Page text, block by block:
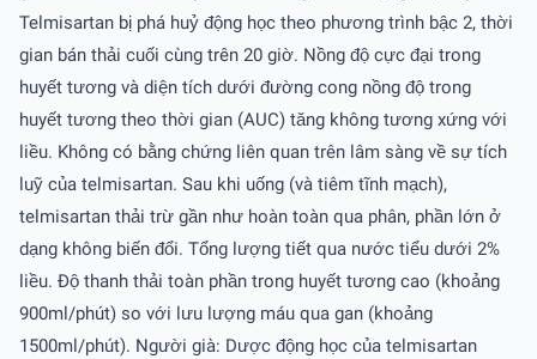
Telmisartan bị phá huỷ động học theo phương trình bậc 2, thời
gian bán thải cuối cùng trên 20 giờ. Nồng độ cực đại trong
huyết tương và diện tích dưới đường cong nồng độ trong
huyết tương theo thời gian (AUC) tăng không tương xứng với
liều. Không có bằng chứng liên quan trên lâm sàng về sự tích
luỹ của telmisartan. Sau khi uống (và tiêm tĩnh mạch),
telmisartan thải trừ gần như hoàn toàn qua phân, phần lớn ở
dạng không biến đổi. Tổng lượng tiết qua nước tiểu dưới 2%
liều. Ðộ thanh thải toàn phần trong huyết tương cao (khoảng
900ml/phút) so với lưu lượng máu qua gan (khoảng
1500ml/phút). Người già: Dược động học của telmisartan